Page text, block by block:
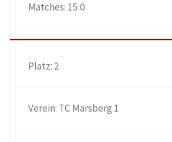
15:0
2
TC Marsberg 1